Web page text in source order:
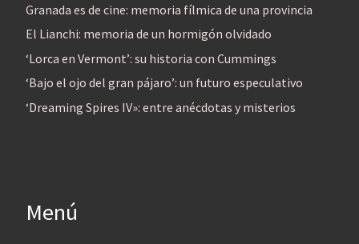
Granada es de cine: memoria fílmica de una provincia
El Lianchi: memoria de un hormigón olvidado
‘Lorca en Vermont’: su historia con Cummings
‘Bajo el ojo del gran pájaro’: un futuro especulativo
‘Dreaming Spires IV»: entre anécdotas y misterios
Menú